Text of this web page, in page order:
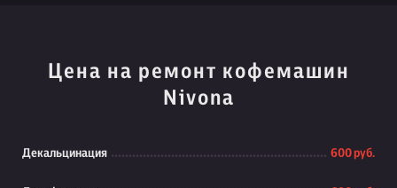
Цена на ремонт кофемашин
Nivona
Декальцинация 600 руб.